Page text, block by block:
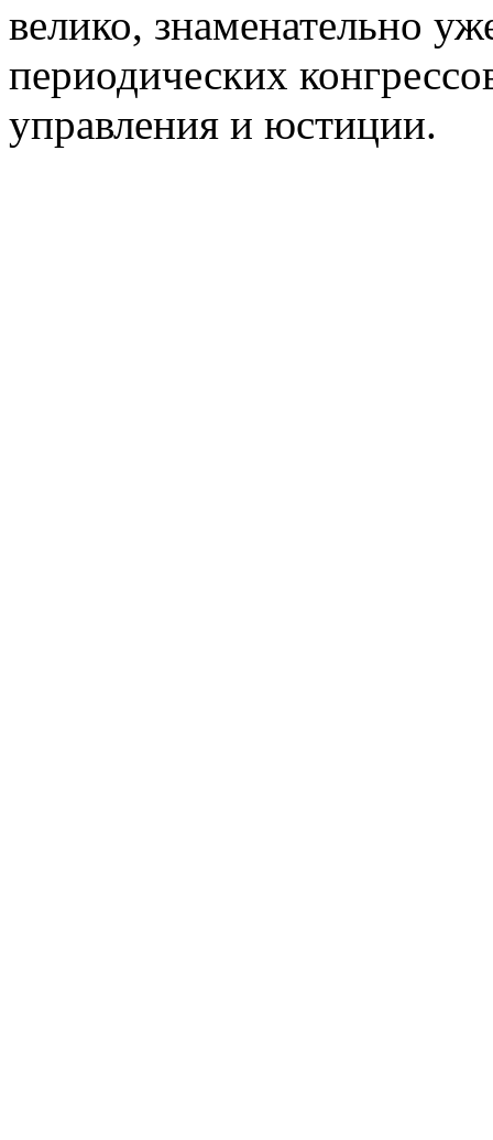
велико, знаменательно
периодических
управления и юстиции.